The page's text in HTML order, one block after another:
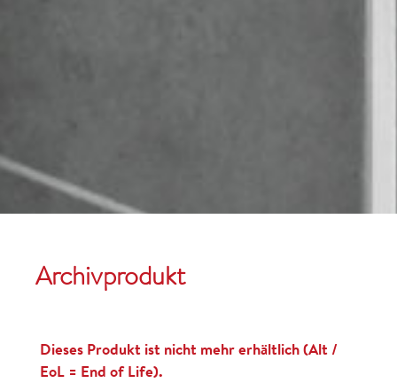
Archivprodukt
Dieses Produkt ist nicht mehr erhältlich (Alt /
EoL = End of Life).